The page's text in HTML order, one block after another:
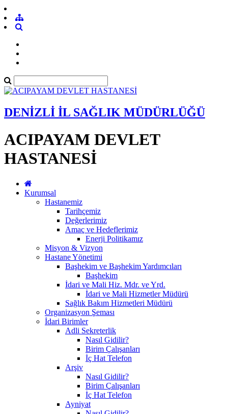
DENİZLİ İL SAĞLIK MÜDÜRLÜĞÜ
ACIPAYAM DEVLET
HASTANESİ
Kurumsal
Hastanemiz
Tarihçemiz
Değerlerimiz
Amaç ve Hedeflerimiz
Enerji Politikamız
Misyon & Vizyon
Hastane Yönetimi
Başhekim ve Başhekim Yardımcıları
Başhekim
İdari ve Mali Hiz. Mdr. ve Yrd.
İdari ve Mali Hizmetler Müdürü
Sağlık Bakım Hizmetleri Müdürü
Organizasyon Şeması
İdari Birimler
Adli Sekreterlik
Nasıl Gidilir?
Birim Çalışanları
İç Hat Telefon
Arşiv
Nasıl Gidilir?
Birim Çalışanları
İç Hat Telefon
Ayniyat